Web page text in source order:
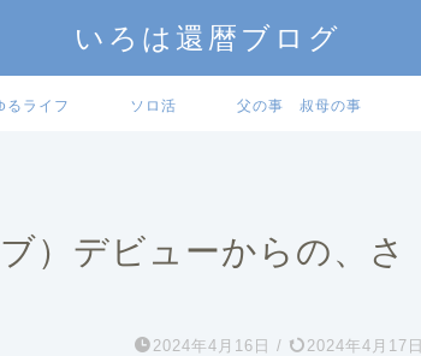
いろは還暦ブログ
るライフ ソロ活 父の事 叔母の事
）デビューからの、さ
2024年4月16日 / 2024年4月17日